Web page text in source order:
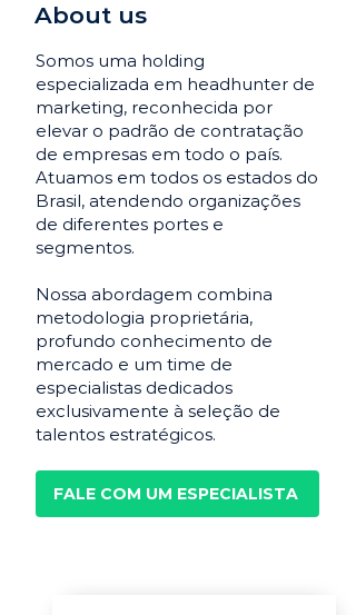
About us
Somos uma holding
especializada em headhunter de
marketing, reconhecida por
elevar o padrão de contratação
de empresas em todo o país.
Atuamos em todos os estados do
Brasil, atendendo organizações
de diferentes portes e
segmentos.
Nossa abordagem combina
metodologia proprietária,
profundo conhecimento de
mercado e um time de
especialistas dedicados
exclusivamente à seleção de
talentos estratégicos.
FALE COM UM ESPECIALISTA